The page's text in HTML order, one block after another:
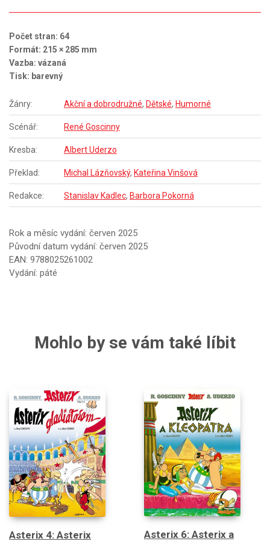
Počet stran: 64
Formát: 215 × 285 mm
Vazba: vázaná
Tisk: barevný
Žánry: Akční a dobrodružné, Dětské, Humorné
Scénář: René Goscinny
Kresba: Albert Uderzo
Překlad: Michal Lázňovský, Kateřina Vinšová
Redakce: Stanislav Kadlec, Barbora Pokorná
Rok a měsíc vydání: červen 2025
Původní datum vydání: červen 2025
EAN: 9788025261002
Vydání: páté
Mohlo by se vám také líbit
Asterix 4: Asterix Asterix 6: Asterix a